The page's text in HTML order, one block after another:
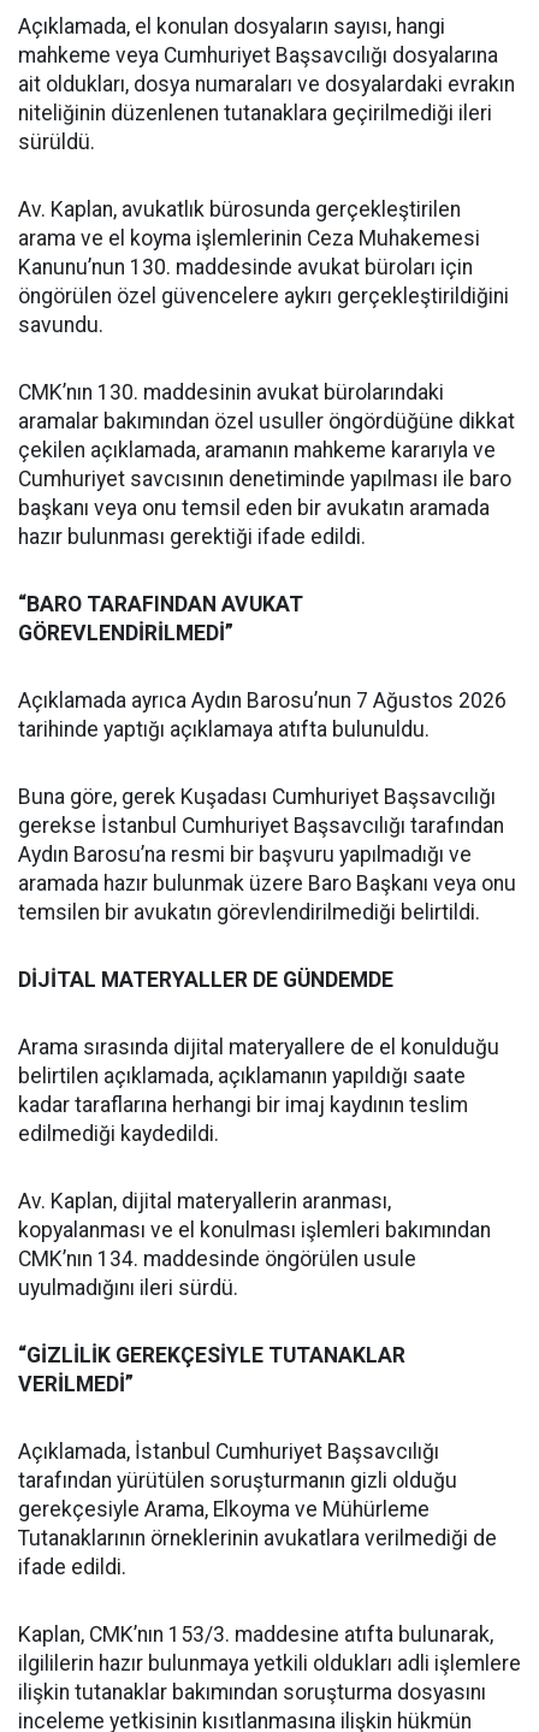
Açıklamada, el konulan dosyaların sayısı, hangi
mahkeme veya Cumhuriyet Başsavcılığı dosyalarına
ait oldukları, dosya numaraları ve dosyalardaki evrakın
niteliğinin düzenlenen tutanaklara geçirilmediği ileri
sürüldü.
Av. Kaplan, avukatlık bürosunda gerçekleştirilen
arama ve el koyma işlemlerinin Ceza Muhakemesi
Kanunu’nun 130. maddesinde avukat büroları için
öngörülen özel güvencelere aykırı gerçekleştirildiğini
savundu.
CMK’nın 130. maddesinin avukat bürolarındaki
aramalar bakımından özel usuller öngördüğüne dikkat
çekilen açıklamada, aramanın mahkeme kararıyla ve
Cumhuriyet savcısının denetiminde yapılması ile baro
başkanı veya onu temsil eden bir avukatın aramada
hazır bulunması gerektiği ifade edildi.
“BARO TARAFINDAN AVUKAT
GÖREVLENDİRİLMEDİ”
Açıklamada ayrıca Aydın Barosu’nun 7 Ağustos 2026
tarihinde yaptığı açıklamaya atıfta bulunuldu.
Buna göre, gerek Kuşadası Cumhuriyet Başsavcılığı
gerekse İstanbul Cumhuriyet Başsavcılığı tarafından
Aydın Barosu’na resmi bir başvuru yapılmadığı ve
aramada hazır bulunmak üzere Baro Başkanı veya onu
temsilen bir avukatın görevlendirilmediği belirtildi.
DİJİTAL MATERYALLER DE GÜNDEMDE
Arama sırasında dijital materyallere de el konulduğu
belirtilen açıklamada, açıklamanın yapıldığı saate
kadar taraflarına herhangi bir imaj kaydının teslim
edilmediği kaydedildi.
Av. Kaplan, dijital materyallerin aranması,
kopyalanması ve el konulması işlemleri bakımından
CMK’nın 134. maddesinde öngörülen usule
uyulmadığını ileri sürdü.
“GİZLİLİK GEREKÇESİYLE TUTANAKLAR
VERİLMEDİ”
Açıklamada, İstanbul Cumhuriyet Başsavcılığı
tarafından yürütülen soruşturmanın gizli olduğu
gerekçesiyle Arama, Elkoyma ve Mühürleme
Tutanaklarının örneklerinin avukatlara verilmediği de
ifade edildi.
Kaplan, CMK’nın 153/3. maddesine atıfta bulunarak,
ilgililerin hazır bulunmaya yetkili oldukları adli işlemlere
ilişkin tutanaklar bakımından soruşturma dosyasını
inceleme yetkisinin kısıtlanmasına ilişkin hükmün